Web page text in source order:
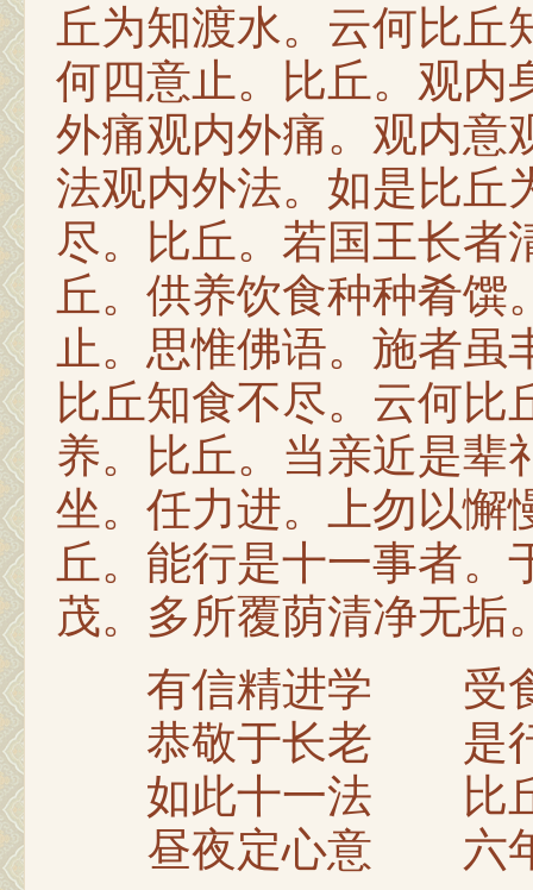
丘为知渡水。云何比丘
何四意止。比丘。观内
外痛观内外痛。观内意
法观内外法。如是比丘
尽。比丘。若国王长者
丘。供养饮食种种肴馔
止。思惟佛语。施者
比丘知食不尽。云何比
养。比丘。当亲近是辈
坐。任力进。上勿以懈
丘。能行是十一事者。
茂。多所覆荫清净无垢
有信精进学 受食
恭敬于长老 是行
如此十一法 比丘
昼夜定心意 六年